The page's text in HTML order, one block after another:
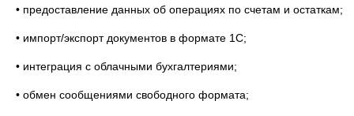
• предоставление данных об операциях по счетам и остаткам;
• импорт/экспорт документов в формате 1С;
• интеграция с облачными бухгалтериями;
• обмен сообщениями свободного формата;